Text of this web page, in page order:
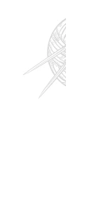
a
n
e
l